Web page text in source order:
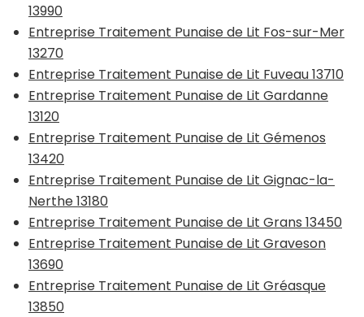
13990
Entreprise Traitement Punaise de Lit Fos-sur-Mer
13270
Entreprise Traitement Punaise de Lit Fuveau 13710
Entreprise Traitement Punaise de Lit Gardanne
13120
Entreprise Traitement Punaise de Lit Gémenos
13420
Entreprise Traitement Punaise de Lit Gignac-la-
Nerthe 13180
Entreprise Traitement Punaise de Lit Grans 13450
Entreprise Traitement Punaise de Lit Graveson
13690
Entreprise Traitement Punaise de Lit Gréasque
13850